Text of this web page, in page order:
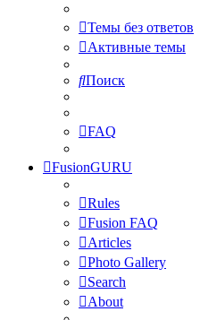
Темы без ответов
Активные темы
Поиск
FAQ
FusionGURU
Rules
Fusion FAQ
Articles
Photo Gallery
Search
About